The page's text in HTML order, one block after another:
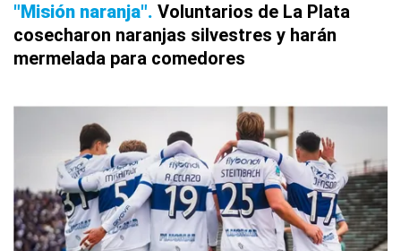
"Misión naranja" Voluntarios de La Plata
cosecharon naranjas silvestres y harán
mermelada para comedores